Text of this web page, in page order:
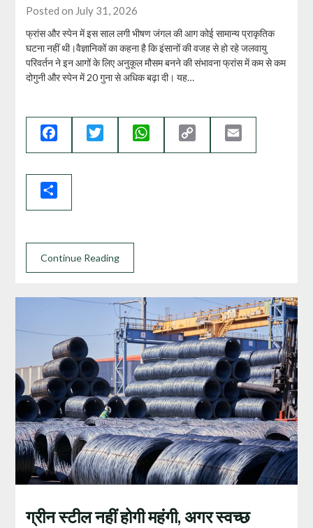
Posted on July 31, 2026
फ्रांस और स्पेन में इस साल लगी भीषण जंगल की आग कोई सामान्य प्राकृतिक
घटना नहीं थी।वैज्ञानिकों का कहना है कि इंसानों की वजह से हो रहे जलवायु
परिवर्तन ने इन आगों के लिए अनुकूल मौसम बनने की संभावना फ्रांस में कम से कम
दोगुनी और स्पेन में 20 गुना से अधिक बढ़ा दी। यह…
Facebook Twitter WhatsApp
Continue Reading
ग्रीन स्टील नहीं होगी महंगी, अगर स्वच्छ